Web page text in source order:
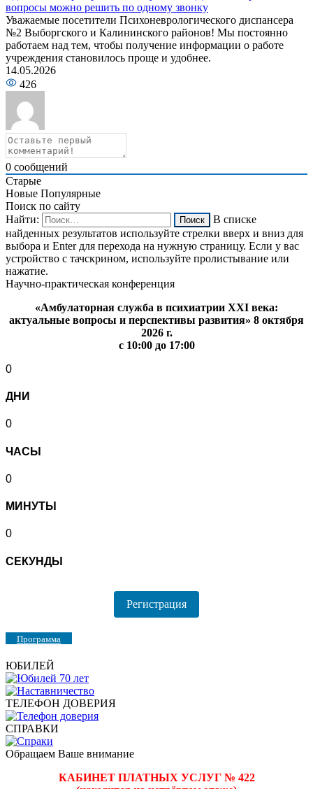
вопросы можно решить по одному звонку
Уважаемые посетители Психоневрологического диспансера
№2 Выборгского и Калининского районов! Мы постоянно
работаем над тем, чтобы получение информации о работе
учреждения становилось проще и удобнее.
14.05.2026
426
0 сообщений
Старые
Новые Популярные
Поиск по сайту
Найти:
В списке
найденных результатов используйте стрелки вверх и вниз для
выбора и Enter для перехода на нужную страницу. Если у вас
устройство с тачскрином, используйте пролистывание или
нажатие.
Научно-практическая конференция
«Амбулаторная служба в психиатрии XXI века:
актуальные вопросы и перспективы развития» 8 октября
2026 г.
с 10:00 до 17:00
0
ДНИ
0
ЧАСЫ
0
МИНУТЫ
0
СЕКУНДЫ
Регистрация
Программа
ЮБИЛЕЙ
ТЕЛЕФОН ДОВЕРИЯ
СПРАВКИ
Обращаем Ваше внимание
КАБИНЕТ ПЛАТНЫХ УСЛУГ № 422